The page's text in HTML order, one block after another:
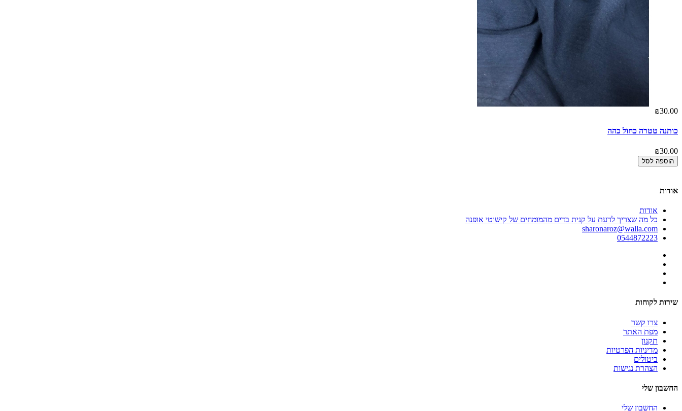
₪30.00
כותנה טטרה כחול כהה
₪30.00
הוספה לסל
אודות
אודות
כל מה שצריך לדעת על קנית בדים מהמומחים של קישוטי אופנה
sharonaroz@walla.com
0544872223
שירות לקוחות
צרו קשר
מפת האתר
תקנון
מדיניות הפרטיות
ביטולים
הצהרת נגישות
החשבון שלי
החשבון שלי